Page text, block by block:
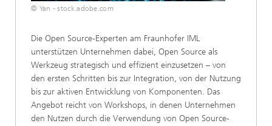
© Yan - stock.adobe.com
Die Open Source-Experten am Fraunhofer IML
unterstützen Unternehmen dabei, Open Source als
Werkzeug strategisch und effizient einzusetzen – von
den ersten Schritten bis zur Integration, von der Nutzung
bis zur aktiven Entwicklung von Komponenten. Das
Angebot reicht von Workshops, in denen Unternehmen
den Nutzen durch die Verwendung von Open Source-